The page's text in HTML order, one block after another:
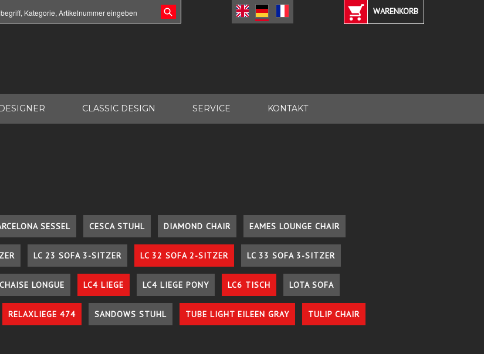
WARENKORB
CLASSIC DESIGN SERVICE KONTAKT
SESSEL CESCA STUHL DIAMOND CHAIR EAMES LOUNGE CHAIR
LC 23 SOFA 3-SITZER LC 32 SOFA 2-SITZER LC 33 SOFA 3-SITZER
LONGUE LC4 LIEGE LC4 LIEGE PONY LC6 TISCH LOTA SOFA
RELAXLIEGE 474 SANDOWS STUHL TUBE LIGHT EILEEN GRAY TULIP CHAIR